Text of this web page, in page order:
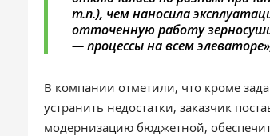
т.п.), чем наносила
отточенную работу
—процессы на всем
В компании отметили, что кроме
устранить недостатки, заказчик
модернизацию бюджетной,